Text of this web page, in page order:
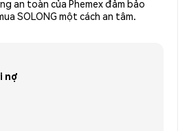
an toàn của Phemex đảm bảo
SOLONG một cách an tâm.
nợ